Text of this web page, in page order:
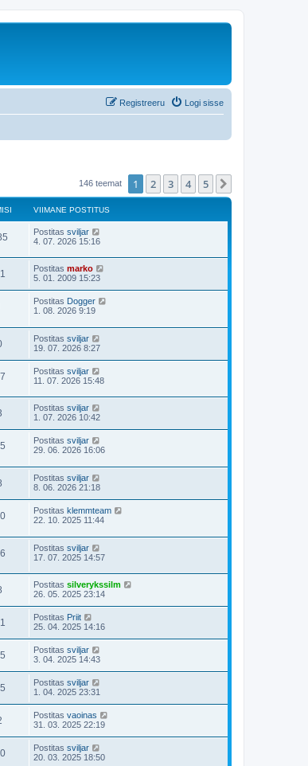
Logi sisse
Registreeru
146 teemat 1 2 3 4 5
VIIMANE POSTITUS
Postitas sviljar
4. 07. 2026 15:16
Postitas marko
5. 01. 2009 15:23
Postitas Dogger
1. 08. 2026 9:19
Postitas sviljar
19. 07. 2026 8:27
Postitas sviljar
11. 07. 2026 15:48
Postitas sviljar
1. 07. 2026 10:42
Postitas sviljar
29. 06. 2026 16:06
Postitas sviljar
8. 06. 2026 21:18
Postitas klemmteam
22. 10. 2025 11:44
Postitas sviljar
17. 07. 2025 14:57
Postitas silverykssilm
26. 05. 2025 23:14
Postitas Priit
25. 04. 2025 14:16
Postitas sviljar
3. 04. 2025 14:43
Postitas sviljar
1. 04. 2025 23:31
Postitas vaoinas
31. 03. 2025 22:19
Postitas sviljar
20. 03. 2025 18:50